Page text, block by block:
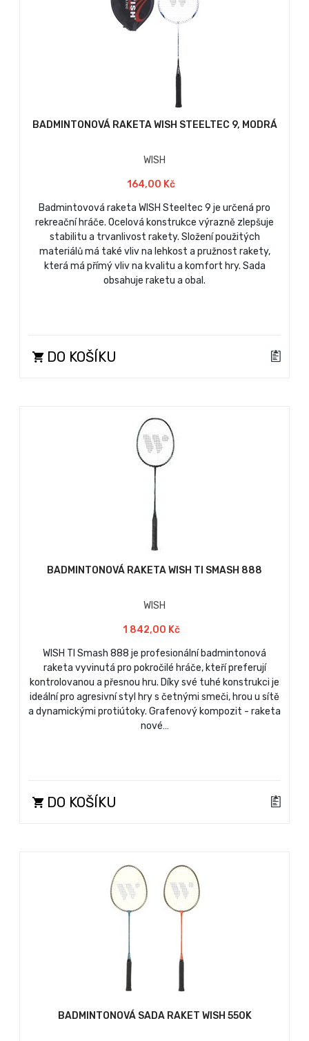
BADMINTONOVÁ RAKETA WISH STEELTEC 9, MODRÁ
WISH
164,00 Kč
Badmintovová raketa WISH Steeltec 9 je určená pro
rekreační hráče. Ocelová konstrukce výrazně zlepšuje
stabilitu a trvanlivost rakety. Složení použitých
materiálů má také vliv na lehkost a pružnost rakety,
která má přímý vliv na kvalitu a komfort hry. Sada
obsahuje raketu a obal.
DO KOŠÍKU
BADMINTONOVÁ RAKETA WISH TI SMASH 888
WISH
1 842,00 Kč
WISH TI Smash 888 je profesionální badmintonová
raketa vyvinutá pro pokročilé hráče, kteří preferují
kontrolovanou a přesnou hru. Díky své tuhé konstrukci je
ideální pro agresivní styl hry s četnými smeči, hrou u sítě
a dynamickými protiútoky. Grafenový kompozit - raketa
nové…
DO KOŠÍKU
BADMINTONOVÁ SADA RAKET WISH 550K